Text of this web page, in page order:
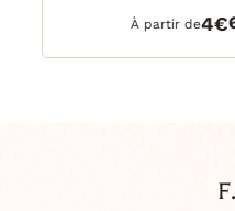
100 ml
250 ml
500 ml
DETAILS
À partir de4€